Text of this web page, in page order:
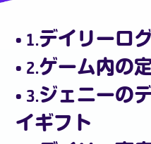
• 1.デイリーロ
• 2.ゲーム内の
• 3.ジェニーの
イギフト